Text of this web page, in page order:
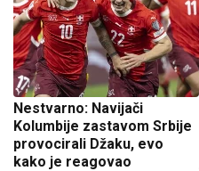
Nestvarno: Navijači
Kolumbije zastavom Srbije
provocirali Džaku, evo
kako je reagovao